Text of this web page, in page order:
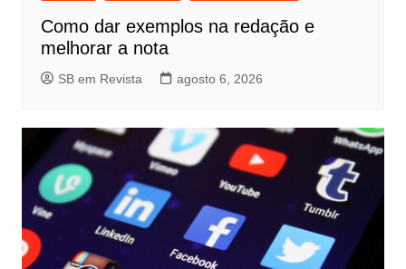
Como dar exemplos na redação e
melhorar a nota
SB em Revista agosto 6, 2026